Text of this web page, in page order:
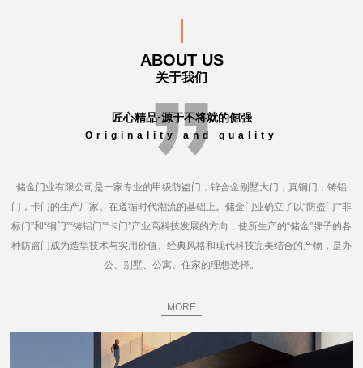
ABOUT US
关于我们
匠心精品·源于不将就的倔强
Originality and quality
储金门业有限公司是一家专业的甲级防盗门，锌合金别墅大门，真铜门，铸铝
门，卡门的生产厂家。在遵循时代潮流的基础上。储金门业确立了以“防盗门”“非
标门”和“铜门”“铸铝门”“卡门”产业高科技发展的方向，使所生产的“储金”牌子的各
种防盗门成为造型技术与实用价值、经典风格和现代科技完美结合的产物，是办
公、别墅、公寓、住家的理想选择。
MORE